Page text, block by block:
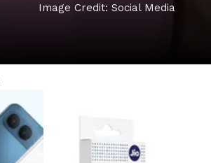
Image Credit: Social Media